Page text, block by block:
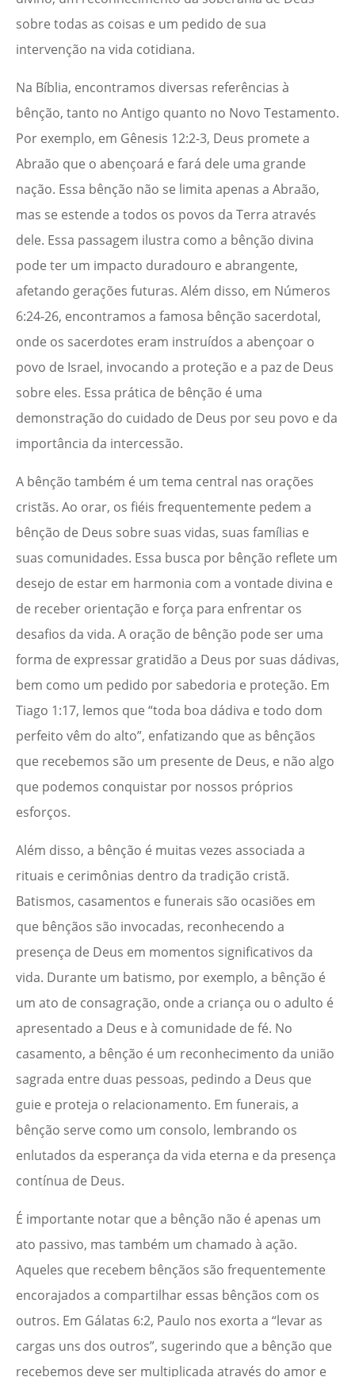
sobre todas as coisas e um pedido de sua
intervenção na vida cotidiana.
Na Bíblia, encontramos diversas referências à
bênção, tanto no Antigo quanto no Novo Testamento.
Por exemplo, em Gênesis 12:2-3, Deus promete a
Abraão que o abençoará e fará dele uma grande
nação. Essa bênção não se limita apenas a Abraão,
mas se estende a todos os povos da Terra através
dele. Essa passagem ilustra como a bênção divina
pode ter um impacto duradouro e abrangente,
afetando gerações futuras. Além disso, em Números
6:24-26, encontramos a famosa bênção sacerdotal,
onde os sacerdotes eram instruídos a abençoar o
povo de Israel, invocando a proteção e a paz de Deus
sobre eles. Essa prática de bênção é uma
demonstração do cuidado de Deus por seu povo e da
importância da intercessão.
A bênção também é um tema central nas orações
cristãs. Ao orar, os fiéis frequentemente pedem a
bênção de Deus sobre suas vidas, suas famílias e
suas comunidades. Essa busca por bênção reflete um
desejo de estar em harmonia com a vontade divina e
de receber orientação e força para enfrentar os
desafios da vida. A oração de bênção pode ser uma
forma de expressar gratidão a Deus por suas dádivas,
bem como um pedido por sabedoria e proteção. Em
Tiago 1:17, lemos que “toda boa dádiva e todo dom
perfeito vêm do alto”, enfatizando que as bênçãos
que recebemos são um presente de Deus, e não algo
que podemos conquistar por nossos próprios
esforços.
Além disso, a bênção é muitas vezes associada a
rituais e cerimônias dentro da tradição cristã.
Batismos, casamentos e funerais são ocasiões em
que bênçãos são invocadas, reconhecendo a
presença de Deus em momentos significativos da
vida. Durante um batismo, por exemplo, a bênção é
um ato de consagração, onde a criança ou o adulto é
apresentado a Deus e à comunidade de fé. No
casamento, a bênção é um reconhecimento da união
sagrada entre duas pessoas, pedindo a Deus que
guie e proteja o relacionamento. Em funerais, a
bênção serve como um consolo, lembrando os
enlutados da esperança da vida eterna e da presença
contínua de Deus.
É importante notar que a bênção não é apenas um
ato passivo, mas também um chamado à ação.
Aqueles que recebem bênçãos são frequentemente
encorajados a compartilhar essas bênçãos com os
outros. Em Gálatas 6:2, Paulo nos exorta a “levar as
cargas uns dos outros”, sugerindo que a bênção que
recebemos deve ser multiplicada através do amor e